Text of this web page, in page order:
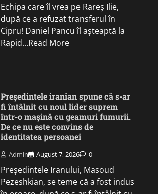
Echipa care îl vrea pe Rareș Ilie,
după ce a refuzat transferul în
Cipru! Daniel Pancu îl așteaptă la
Rapid...Read More
Președintele iranian spune că s-ar
fi întâlnit cu noul lider suprem
într-o mașină cu geamuri fumurii.
De ce nu este convins de
identitatea persoanei
Admin August 7, 2026 0
Președintele Iranului, Masoud
Pezeshkian, se teme că a fost indus